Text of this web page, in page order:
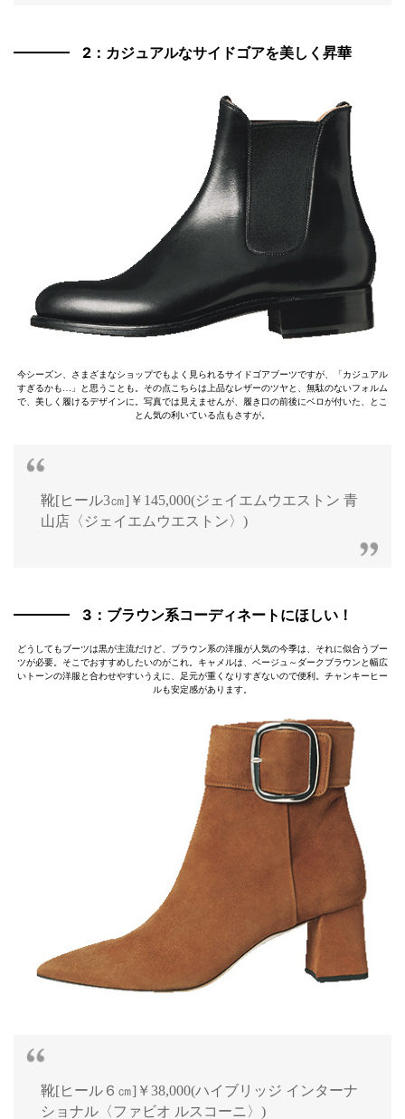
2：カジュアルなサイドゴアを美しく昇華
今シーズン、さまざまなショップでもよく見られるサイドゴアブーツですが、「カジュアル
すぎるかも…」と思うことも。その点こちらは上品なレザーのツヤと、無駄のないフォルム
で、美しく履けるデザインに。写真では見えませんが、履き口の前後にベロが付いた、とこ
とん気の利いている点もさすが。
靴[ヒール3㎝]￥145,000(ジェイエムウエストン 青
山店〈ジェイエムウエストン〉)
3：ブラウン系コーディネートにほしい！
どうしてもブーツは黒が主流だけど、ブラウン系の洋服が人気の今季は、それに似合うブー
ツが必要。そこでおすすめしたいのがこれ。キャメルは、ベージュ～ダークブラウンと幅広
いトーンの洋服と合わせやすいうえに、足元が重くなりすぎないので便利。チャンキーヒー
ルも安定感があります。
靴[ヒール６㎝]￥38,000(ハイブリッジ インターナ
ショナル〈ファビオ ルスコーニ〉)